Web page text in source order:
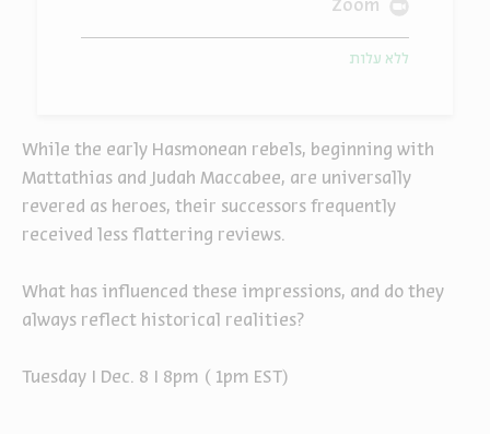
While the early Hasmonean rebels, beginning with
Mattathias and Judah Maccabee, are universally
revered as heroes, their successors frequently
received less flattering reviews.
What has influenced these impressions, and do they
always reflect historical realities?
Tuesday I Dec. 8 I 8pm ( 1pm EST)
Zoom
ללא עלות